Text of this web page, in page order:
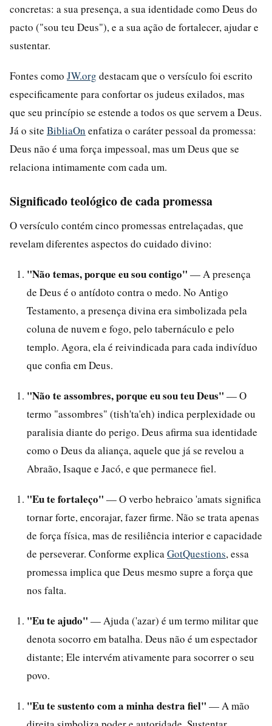
concretas: a sua presença, a sua identidade como Deus do
pacto ("sou teu Deus"), e a sua ação de fortalecer, ajudar e
sustentar.
Fontes como JW.org destacam que o versículo foi escrito
especificamente para confortar os judeus exilados, mas
que seu princípio se estende a todos os que servem a Deus.
Já o site BibliaOn enfatiza o caráter pessoal da promessa:
Deus não é uma força impessoal, mas um Deus que se
relaciona intimamente com cada um.
Significado teológico de cada promessa
O versículo contém cinco promessas entrelaçadas, que
revelam diferentes aspectos do cuidado divino:
"Não temas, porque eu sou contigo" — A presença
de Deus é o antídoto contra o medo. No Antigo
Testamento, a presença divina era simbolizada pela
coluna de nuvem e fogo, pelo tabernáculo e pelo
templo. Agora, ela é reivindicada para cada indivíduo
que confia em Deus.
"Não te assombres, porque eu sou teu Deus" — O
termo "assombres" (tish'ta'eh) indica perplexidade ou
paralisia diante do perigo. Deus afirma sua identidade
como o Deus da aliança, aquele que já se revelou a
Abraão, Isaque e Jacó, e que permanece fiel.
"Eu te fortaleço" — O verbo hebraico 'amats significa
tornar forte, encorajar, fazer firme. Não se trata apenas
de força física, mas de resiliência interior e capacidade
de perseverar. Conforme explica GotQuestions, essa
promessa implica que Deus mesmo supre a força que
nos falta.
"Eu te ajudo" — Ajuda ('azar) é um termo militar que
denota socorro em batalha. Deus não é um espectador
distante; Ele intervém ativamente para socorrer o seu
povo.
"Eu te sustento com a minha destra fiel" — A mão